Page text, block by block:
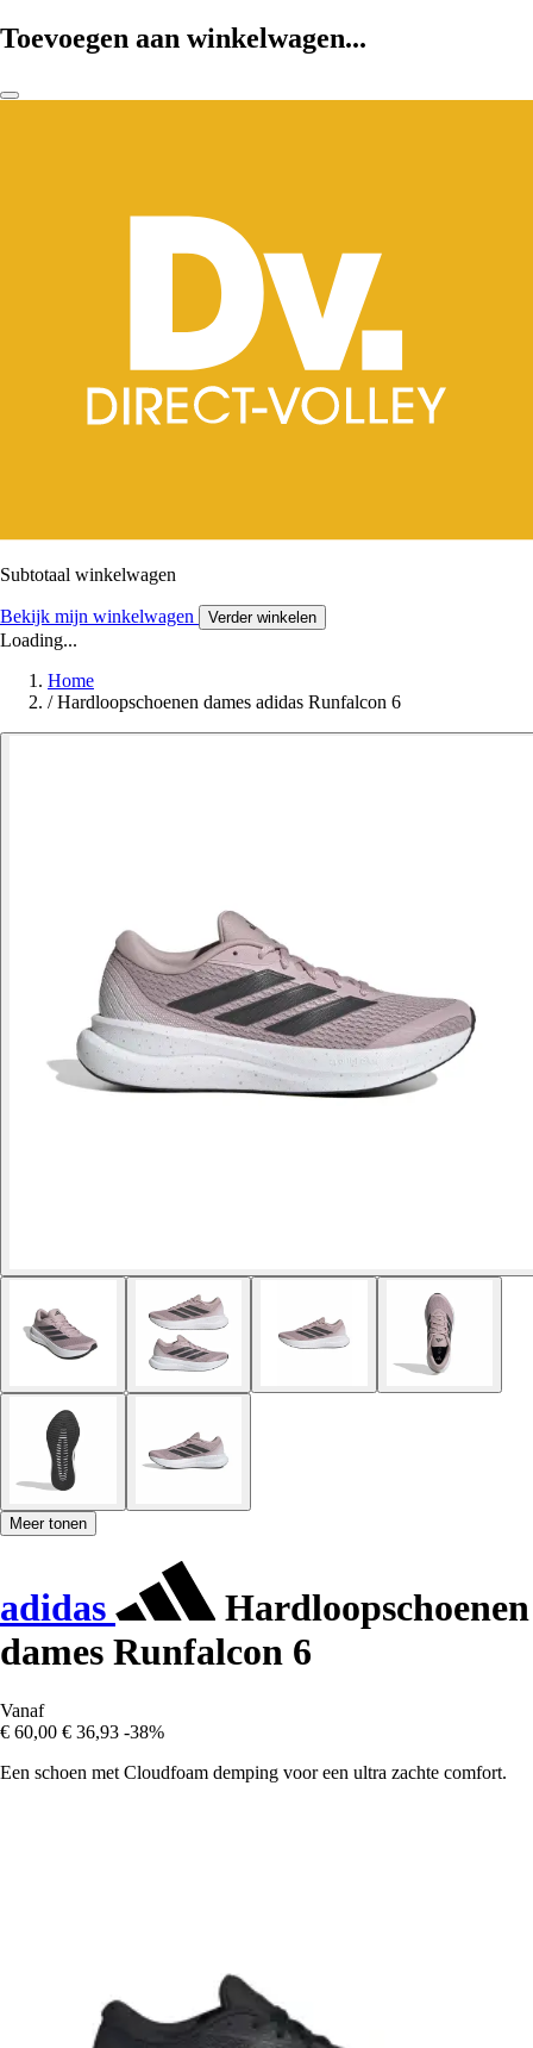
Toevoegen aan winkelwagen...
Subtotaal winkelwagen
Bekijk mijn winkelwagen Verder winkelen
Loading...
Home
/ Hardloopschoenen dames adidas Runfalcon 6
Meer tonen
adidas
Hardloopschoenen
dames Runfalcon 6
Vanaf
€ 60,00 € 36,93 -38%
Een schoen met Cloudfoam demping voor een ultra zachte comfort.